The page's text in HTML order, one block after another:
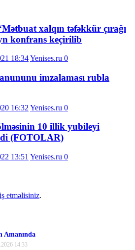
xalqın təfəkkür çırağı
konfrans keçirilib
18:34Yenises.ru 0
imzalaması rubla
16:32 Yenises.ru 0
10 illik yubileyi
(FOTOLAR)
13:51 Yenises.ru 0
etməlisiniz.
Amanında
14:33